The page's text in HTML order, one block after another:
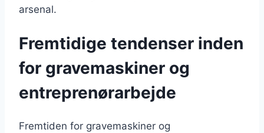
arsenal.
Fremtidige tendenser inden
for gravemaskiner og
entreprenørarbejde
Fremtiden for gravemaskiner og